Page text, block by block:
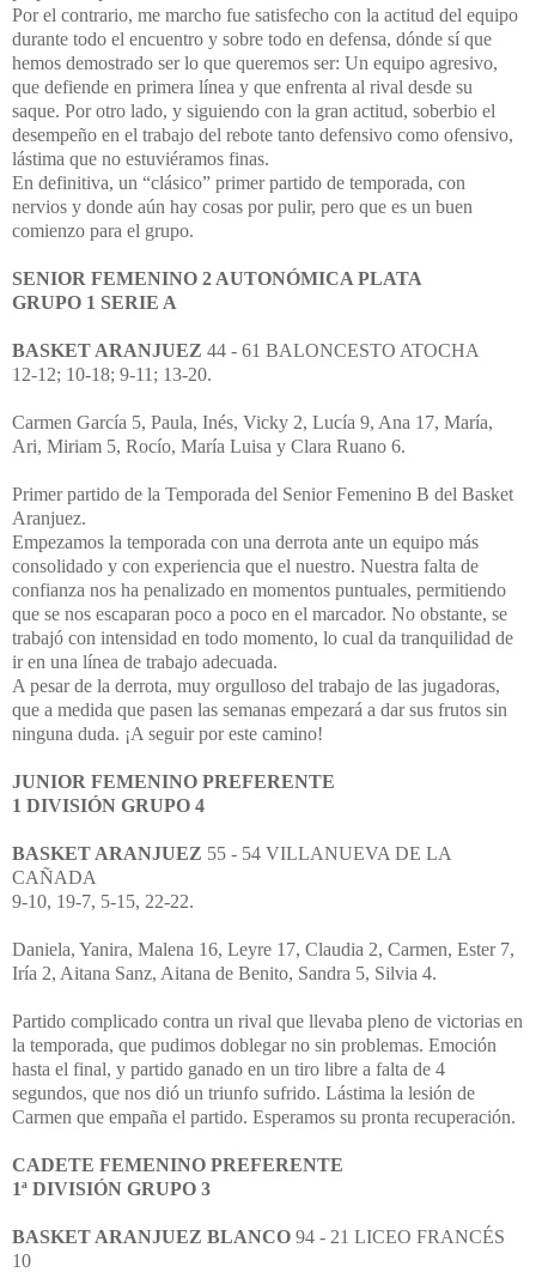
Por el contrario, me marcho fue satisfecho con la actitud del equipo
durante todo el encuentro y sobre todo en defensa, dónde sí que
hemos demostrado ser lo que queremos ser: Un equipo agresivo,
que defiende en primera línea y que enfrenta al rival desde su
saque. Por otro lado, y siguiendo con la gran actitud, soberbio el
desempeño en el trabajo del rebote tanto defensivo como ofensivo,
lástima que no estuviéramos finas.
En definitiva, un “clásico” primer partido de temporada, con
nervios y donde aún hay cosas por pulir, pero que es un buen
comienzo para el grupo.
SENIOR FEMENINO 2 AUTONÓMICA PLATA
GRUPO 1 SERIE A
BASKET ARANJUEZ 44 - 61 BALONCESTO ATOCHA
12-12; 10-18; 9-11; 13-20.
Carmen García 5, Paula, Inés, Vicky 2, Lucía 9, Ana 17, María,
Ari, Miriam 5, Rocío, María Luisa y Clara Ruano 6.
Primer partido de la Temporada del Senior Femenino B del Basket
Aranjuez.
Empezamos la temporada con una derrota ante un equipo más
consolidado y con experiencia que el nuestro. Nuestra falta de
confianza nos ha penalizado en momentos puntuales, permitiendo
que se nos escaparan poco a poco en el marcador. No obstante, se
trabajó con intensidad en todo momento, lo cual da tranquilidad de
ir en una línea de trabajo adecuada.
A pesar de la derrota, muy orgulloso del trabajo de las jugadoras,
que a medida que pasen las semanas empezará a dar sus frutos sin
ninguna duda. ¡A seguir por este camino!
JUNIOR FEMENINO PREFERENTE
1 DIVISIÓN GRUPO 4
BASKET ARANJUEZ 55 - 54 VILLANUEVA DE LA
CAÑADA
9-10, 19-7, 5-15, 22-22.
Daniela, Yanira, Malena 16, Leyre 17, Claudia 2, Carmen, Ester 7,
Iría 2, Aitana Sanz, Aitana de Benito, Sandra 5, Silvia 4.
Partido complicado contra un rival que llevaba pleno de victorias en
la temporada, que pudimos doblegar no sin problemas. Emoción
hasta el final, y partido ganado en un tiro libre a falta de 4
segundos, que nos dió un triunfo sufrido. Lástima la lesión de
Carmen que empaña el partido. Esperamos su pronta recuperación.
CADETE FEMENINO PREFERENTE
1ª DIVISIÓN GRUPO 3
BASKET ARANJUEZ BLANCO 94 - 21 LICEO FRANCÉS
10